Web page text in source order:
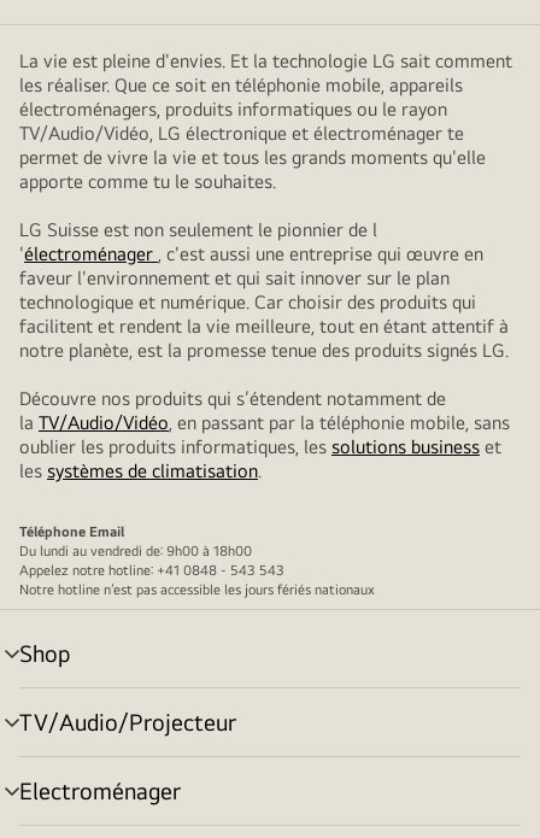
La vie est pleine d'envies. Et la technologie LG sait comment
les réaliser. Que ce soit en téléphonie mobile, appareils
électroménagers, produits informatiques ou le rayon
TV/Audio/Vidéo, LG électronique et électroménager te
permet de vivre la vie et tous les grands moments qu'elle
apporte comme tu le souhaites.
LG Suisse est non seulement le pionnier de l
'électroménager , c'est aussi une entreprise qui œuvre en
faveur l'environnement et qui sait innover sur le plan
technologique et numérique. Car choisir des produits qui
facilitent et rendent la vie meilleure, tout en étant attentif à
notre planète, est la promesse tenue des produits signés LG.
Découvre nos produits qui s’étendent notamment de
la TV/Audio/Vidéo, en passant par la téléphonie mobile, sans
oublier les produits informatiques, les solutions business et
les systèmes de climatisation.
Téléphone Email
Du lundi au vendredi de: 9h00 à 18h00
Appelez notre hotline: +41 0848 - 543 543
Notre hotline n’est pas accessible les jours fériés nationaux
Shop
menu
déroulant
TV/Audio/Projecteur
menu
déroulant
Electroménager
menu
déroulant